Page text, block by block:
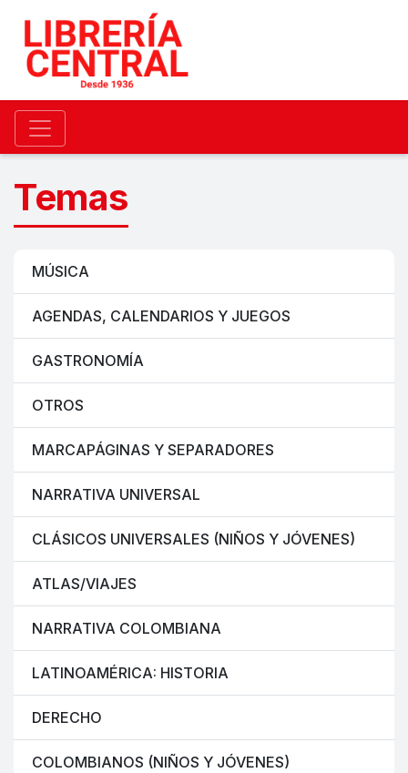
Temas
MÚSICA
AGENDAS, CALENDARIOS Y JUEGOS
GASTRONOMÍA
OTROS
MARCAPÁGINAS Y SEPARADORES
NARRATIVA UNIVERSAL
CLÁSICOS UNIVERSALES (NIÑOS Y JÓVENES)
ATLAS/VIAJES
NARRATIVA COLOMBIANA
LATINOAMÉRICA: HISTORIA
DERECHO
COLOMBIANOS (NIÑOS Y JÓVENES)